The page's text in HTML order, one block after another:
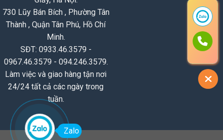
730 Lũy Bán Bích , Phường Tân
Thành , Quận Tân Phú, Hồ Chí
Minh.
SĐT: 0933.46.3579 -
0967.46.3579 - 094.246.3579.
Làm việc và giao hàng tận nơi
24/24 tất cả các ngày trong
tuần.
Zalo